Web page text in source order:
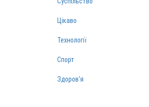
Цікаво
Технології
Спорт
Здоров‘я